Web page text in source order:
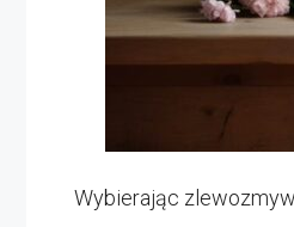
Wybierając